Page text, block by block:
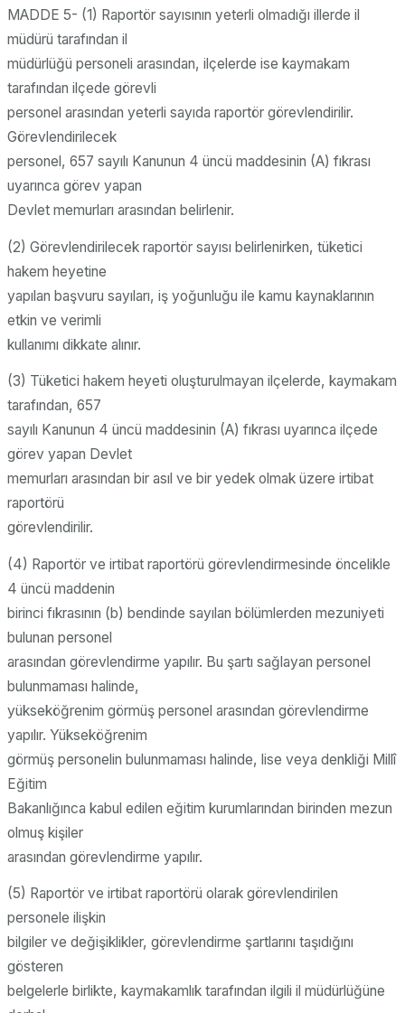
MADDE 5- (1) Raportör sayısının yeterli olmadığı illerde il
müdürü tarafından il
müdürlüğü personeli arasından, ilçelerde ise kaymakam
tarafından ilçede görevli
personel arasından yeterli sayıda raportör görevlendirilir.
Görevlendirilecek
personel, 657 sayılı Kanunun 4 üncü maddesinin (A) fıkrası
uyarınca görev yapan
Devlet memurları arasından belirlenir.
(2) Görevlendirilecek raportör sayısı belirlenirken, tüketici
hakem heyetine
yapılan başvuru sayıları, iş yoğunluğu ile kamu kaynaklarının
etkin ve verimli
kullanımı dikkate alınır.
(3) Tüketici hakem heyeti oluşturulmayan ilçelerde, kaymakam
tarafından, 657
sayılı Kanunun 4 üncü maddesinin (A) fıkrası uyarınca ilçede
görev yapan Devlet
memurları arasından bir asıl ve bir yedek olmak üzere irtibat
raportörü
görevlendirilir.
(4) Raportör ve irtibat raportörü görevlendirmesinde öncelikle
4 üncü maddenin
birinci fıkrasının (b) bendinde sayılan bölümlerden mezuniyeti
bulunan personel
arasından görevlendirme yapılır. Bu şartı sağlayan personel
bulunmaması halinde,
yükseköğrenim görmüş personel arasından görevlendirme
yapılır. Yükseköğrenim
görmüş personelin bulunmaması halinde, lise veya denkliği Millî
Eğitim
Bakanlığınca kabul edilen eğitim kurumlarından birinden mezun
olmuş kişiler
arasından görevlendirme yapılır.
(5) Raportör ve irtibat raportörü olarak görevlendirilen
personele ilişkin
bilgiler ve değişiklikler, görevlendirme şartlarını taşıdığını
gösteren
belgelerle birlikte, kaymakamlık tarafından ilgili il müdürlüğüne